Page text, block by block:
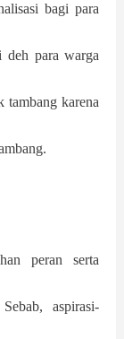
bagi para
para warga
tambang karena
peran serta
aspirasi-